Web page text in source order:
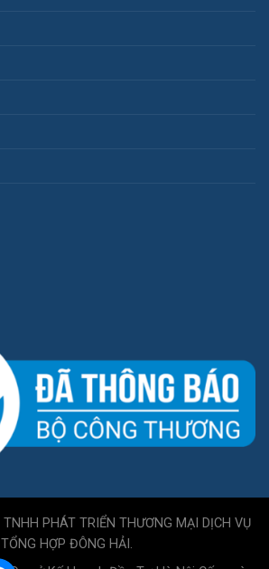
PHÁT TRIỂN THƯƠNG MẠI DỊCH VỤ
TỔNG HỢP ĐÔNG HẢI.